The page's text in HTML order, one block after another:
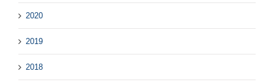
2020
2019
2018